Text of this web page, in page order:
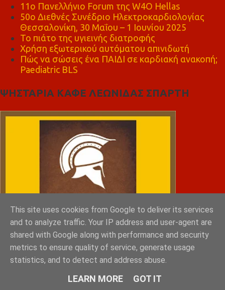
11ο Πανελλήνιο Forum της W4O Hellas
50ο Διεθνές Συνέδριο Ηλεκτροκαρδιολογίας
Θεσσαλονίκη, 30 Μαΐου – 1 Ιουνίου 2025
Το πιάτο της υγιεινής διατροφής
Χρήση εξωτερικού αυτόματου απινιδωτή
Πώς να σώσεις ένα ΠΑΙΔΙ σε καρδιακή ανακοπή;
Paediatric BLS
ΨΗΣΤΑΡΙΑ ΚΑΦΕ ΛΕΩΝΙΔΑΣ ΣΠΑΡΤΗ
This site uses cookies from Google to deliver its services
and to analyze traffic. Your IP address and user-agent are
shared with Google along with performance and security
metrics to ensure quality of service, generate usage
statistics, and to detect and address abuse.
LEARN MORE GOT IT